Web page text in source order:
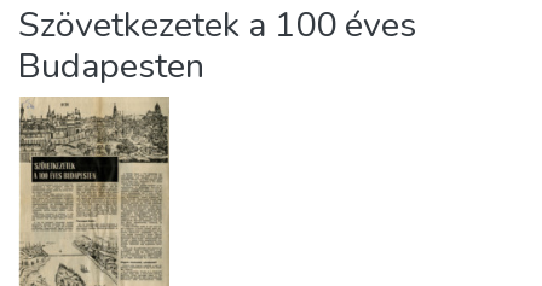
About us
Szövetkezetek a 100 éves
Budapesten